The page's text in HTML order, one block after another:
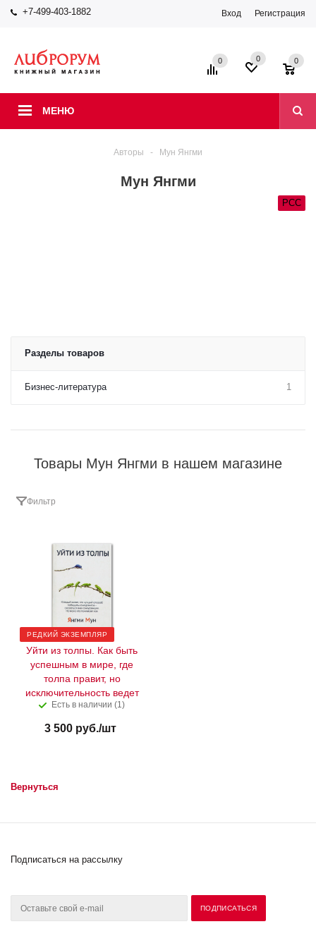
+7-499-403-1882 Вход Регистрация
МЕНЮ
0 0 0
Авторы - Мун Янгми
Мун Янгми
РСС
Разделы товаров
Бизнес-литература 1
Товары Мун Янгми в нашем магазине
Фильтр
РЕДКИЙ ЭКЗЕМПЛЯР
Уйти из толпы. Как быть
успешным в мире, где
толпа правит, но
исключительность ведет
Есть в наличии (1)
3 500 руб./шт
Вернуться
Подписаться на рассылку